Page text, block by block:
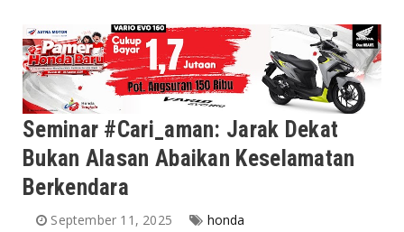
Seminar #Cari_aman: Jarak Dekat
Bukan Alasan Abaikan Keselamatan
Berkendara
September 11, 2025 honda